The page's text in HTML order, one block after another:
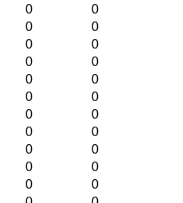
0
0
0
0
0
0
0
0
0
0
0
0
0
0
0
0
0
0
0
0
0
0